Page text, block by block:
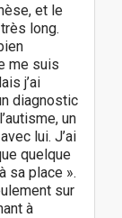
et le
long.
me suis
j’ai
diagnostic
un
lui. J’ai
quelque
sa place ».
sur
à